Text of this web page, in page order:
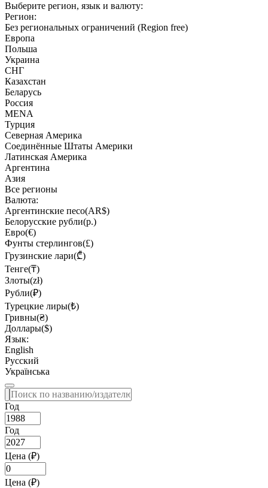
Выберите регион, язык и валюту:
Регион:
Без региональных ограничений (Region free)
Европа
Польша
Украина
СНГ
Казахстан
Беларусь
Россия
MENA
Турция
Северная Америка
Соединённые Штаты Америки
Латинская Америка
Аргентина
Азия
Все регионы
Валюта:
Аргентинские песо(AR$)
Белорусские рубли(р.)
Евро(€)
Фунты стерлингов(£)
Грузинские лари(₾)
Тенге(₸)
Злоты(zł)
Рубли(₽)
Турецкие лиры(₺)
Гривны(₴)
Доллары($)
Язык:
English
Русский
Українська
Год
Год
Цена (₽)
Цена (₽)